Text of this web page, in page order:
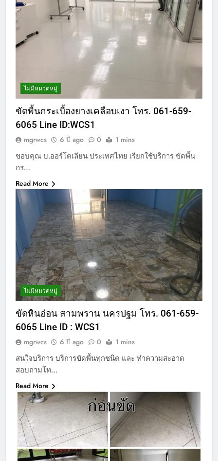
ไม่มีหมวดหมู่
ขัดพื้นกระเบื้องยางเคลือบเงา โทร. 061-659-
6065 Line ID:WCS1
mgrwcs 6 ปี ago 0 1 mins
ขอบคุณ บ.ออร์โตเลียน ประเทศไทย เรียกใช้บริการ ขัดพื้น
กร…
Read More
ไม่มีหมวดหมู่
ขัดหินอ่อน สามพราน นครปฐม โทร. 061-659-
6065 Line ID : WCS1
mgrwcs 6 ปี ago 0 1 mins
สนใจบริการ บริการขัดพื้นทุกชนิด และ ทำความสะอาด
สอบถามโท…
Read More